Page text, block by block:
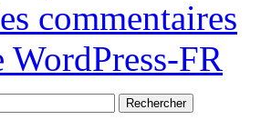
commentaires
WordPress-FR